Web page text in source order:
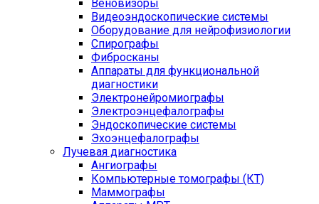
Веновизоры
Видеоэндоскопические системы
Оборудование для нейрофизиологии
Спирографы
Фибросканы
Аппараты для функциональной
диагностики
Электронейромиографы
Электроэнцефалографы
Эндоскопические системы
Эхоэнцефалографы
Лучевая диагностика
Ангиографы
Компьютерные томографы (КТ)
Маммографы